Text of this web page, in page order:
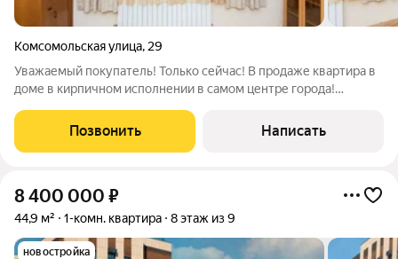
Комсомольская улица, 29
Уважаемый покупатель! Только сейчас! В продаже квартира в
доме в кирпичном исполнении в самом центре города!
шумоизоляции и качестве дома. В квартире очень уютно и
тепло, без посторонних запахов.
Позвонить Написать
8 400 000 ₽
44,9 м² 1-комн. квартира 8 этаж из 9
новостройка